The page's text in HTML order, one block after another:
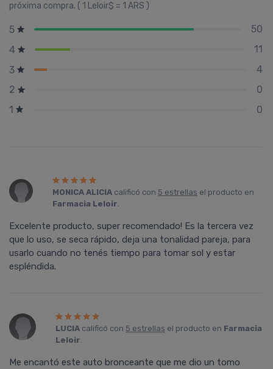
próxima compra. ( 1 Leloir$ = 1 ARS )
5
50
4
11
3
4
2
0
1
0
MONICA ALICIAcalificó con 5 estrellas el producto en
Farmacia Leloir.
Excelente producto, super recomendado! Es la tercera vez
que lo uso, se seca rápido, deja una tonalidad pareja, para
usarlo cuando no tenés tiempo para tomar sol y estar
espléndida.
LUCIA calificó con 5 estrellas el producto en Farmacia
Leloir.
Me encantó este auto bronceante que me dio un tomo